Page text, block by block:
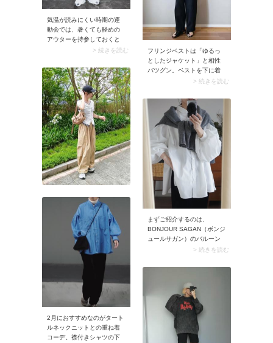
気温が読みにくい時期の運
動会では、暑くても軽めの
アウターを持参しておくと
安心。そこでおすすめなの
を集めるシアーシャツで
す。羽織るだけであか抜け
て見えるから、手持ちのシ
アーシャツがあればぜひ運
動会に活用しましょう。
> 続きを読む
フリンジベストは「ゆるっ
としたジャケット」と相性
バツグン。ベストを下に着
ることでトップス見えし、
もフリンジが重ね着に立体
感を出して、コーデがサマ
> 続きを読む
まずご紹介するのは、
BONJOUR SAGAN（ボンジ
ュールサガン）のバルーン
スリーブシャツを使ったコ
な袖がとっても可愛い！ボ
と差のつくデザインのシャ
ツが豊富に揃っています。
一枚でサマになるデザイン
シャツをお探しなら、この
ブランドがイチ押しです。
▼ BONJOUR SAGAN（ボ
> 続きを読む
2月におすすめなのがタート
ルネックニットとの重ね着
コーデ。襟付きシャツの下